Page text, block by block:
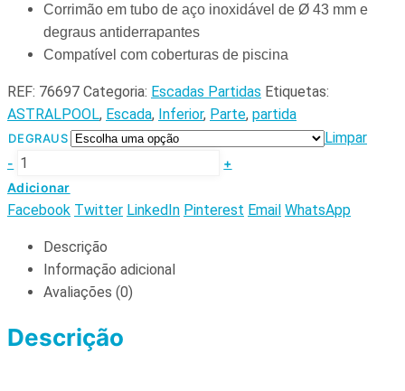
Corrimão em tubo de aço inoxidável de Ø 43 mm e
degraus antiderrapantes
Compatível com coberturas de piscina
REF: 76697 Categoria: Escadas Partidas Etiquetas:
ASTRALPOOL, Escada, Inferior, Parte, partida
DEGRAUS Limpar
-
+
Adicionar
Facebook Twitter LinkedIn Pinterest Email WhatsApp
Descrição
Informação adicional
Avaliações (0)
Descrição